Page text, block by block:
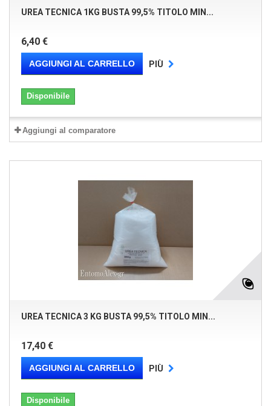
UREA TECNICA 1KG BUSTA 99,5% TITOLO MIN...
6,40 €
AGGIUNGI AL CARRELLO PIÙ
Disponibile
Aggiungi al comparatore
UREA TECNICA 3 KG BUSTA 99,5% TITOLO MIN...
17,40 €
AGGIUNGI AL CARRELLO PIÙ
Disponibile